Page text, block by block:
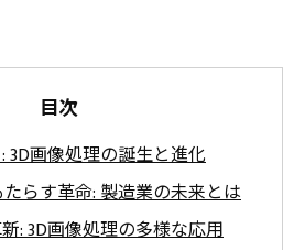
目次
3D画像処理の誕生と進化
らす革命: 製造業の未来とは
: 3D画像処理の多様な応用